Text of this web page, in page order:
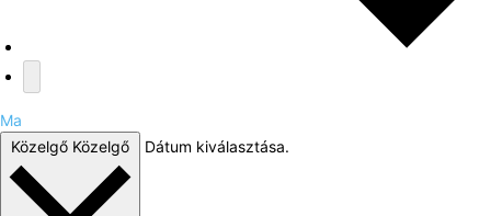
Ma
Közelgő Közelgő Dátum kiválasztása.